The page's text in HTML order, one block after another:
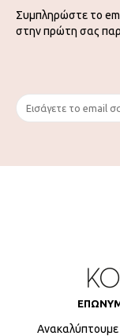
Συμπληρώστε το
στην πρώτη σας